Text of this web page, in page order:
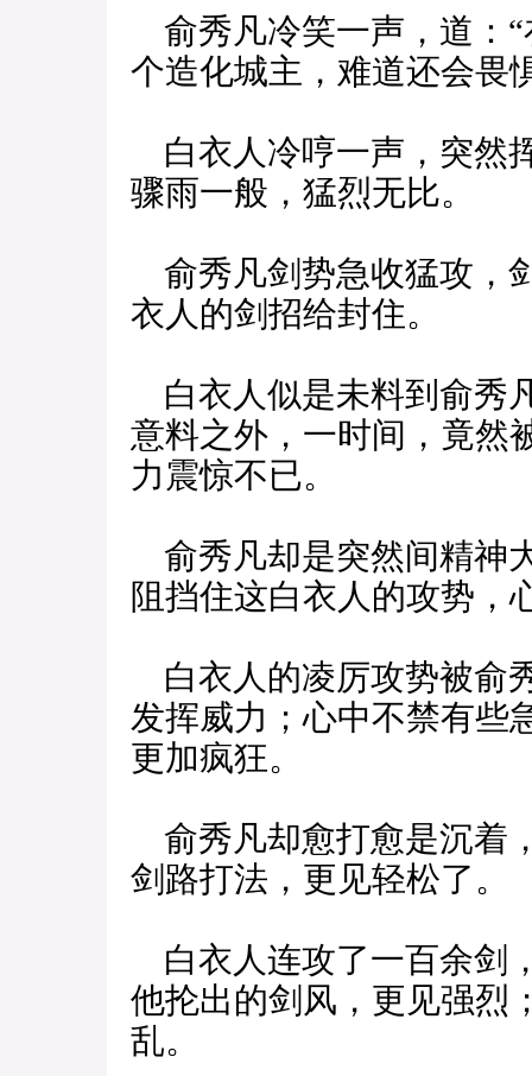
俞秀凡冷笑一声，道：
个造化城主，难道还会畏
白衣人冷哼一声，突然
骤雨一般，猛烈无比。
俞秀凡剑势急收猛攻，
衣人的剑招给封住。
白衣人似是未料到俞秀
意料之外，一时间，竟然
力震惊不已。
俞秀凡却是突然间精神
阻挡住这白衣人的攻势，
白衣人的凌厉攻势被俞
发挥威力；心中不禁有些
更加疯狂。
俞秀凡却愈打愈是沉着
剑路打法，更见轻松了。
白衣人连攻了一百余剑
他抡出的剑风，更见强烈
乱。